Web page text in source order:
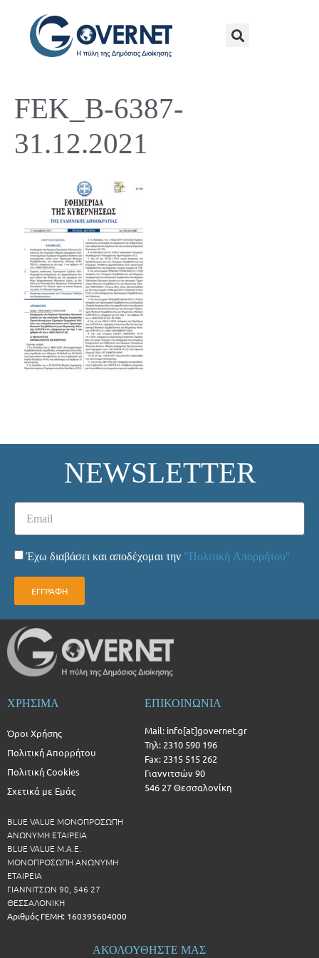
FEK_B-6387-
31.12.2021
NEWSLETTER
Έχω διαβάσει και αποδέχομαι την "Πολιτική Απορρήτου"
ΕΓΓΡΑΦΗ
ΧΡΗΣΙΜΑ
Όροι Χρήσης
Πολιτική Απορρήτου
Πολιτική Cookies
Σχετικά με Εμάς
BLUE VALUE ΜΟΝΟΠΡΟΣΩΠΗ
ΑΝΩΝΥΜΗ ΕΤΑΙΡΕΙΑ
BLUE VALUE Μ.Α.Ε.
ΜΟΝΟΠΡΟΣΩΠΗ ΑΝΩΝΥΜΗ
ΕΤΑΙΡΕΙΑ
ΓΙΑΝΝΙΤΣΩΝ 90, 546 27
ΘΕΣΣΑΛΟΝΙΚΗ
Αριθμός ΓΕΜΗ: 160395604000
ΕΠΙΚΟΙΝΩΝΙΑ
Mail: info[at]governet.gr
Τηλ: 2310 590 196
Fax: 2315 515 262
Γιαννιτσών 90
546 27 Θεσσαλονίκη
ΑΚΟΛΟΥΘΗΣΤΕ ΜΑΣ